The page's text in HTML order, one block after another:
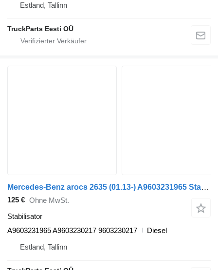
Estland, Tallinn
TruckParts Eesti OÜ
Mercedes-Benz arocs 2635 (01.13-) A9603231965 Stabilisator für Mercedes-Benz Actros MP4 Antos Arocs (2012-) Sattelzugmaschine
125 € Ohne MwSt.
Stabilisator
A9603231965 A9603230217 9603230217
Diesel
Estland, Tallinn